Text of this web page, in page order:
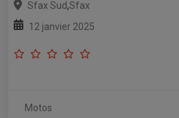
Sfax Sud,Sfax
12 janvier 2025
Motos